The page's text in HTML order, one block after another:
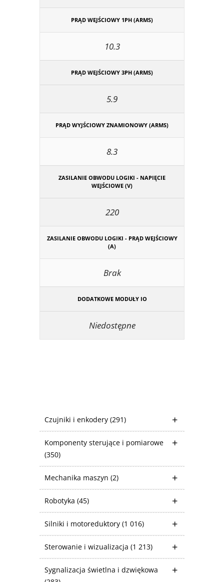
Czujniki i enkodery (291)
Komponenty sterujące i pomiarowe
(350)
Mechanika maszyn (2)
Robotyka (45)
Silniki i motoreduktory (1 016)
Sterowanie i wizualizacja (1 213)
Sygnalizacja świetlna i dzwiękowa
PRĄD WEJŚCIOWY 1PH (ARMS)
10.3
PRĄD WEJŚCIOWY 3PH (ARMS)
5.9
PRĄD WYJŚCIOWY ZNAMIONOWY (ARMS)
8.3
ZASILANIE OBWODU LOGIKI - NAPIĘCIE
WEJŚCIOWE (V)
220
ZASILANIE OBWODU LOGIKI - PRĄD WEJŚCIOWY
(A)
Brak
DODATKOWE MODUŁY IO
Niedostępne